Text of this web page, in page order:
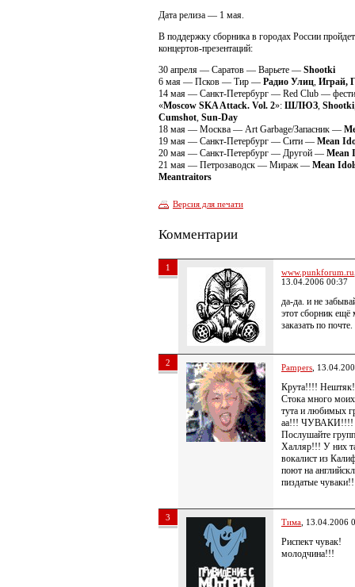
Дата релиза — 1 мая.
В поддержку сборника в городах России
концертов-презентаций:
30 апреля — Саратов — Варьете — Shootki
6 мая — Псков — Тир — Радио Улиц, Играй,
14 мая — Санкт-Петербург — Red Club —
«Moscow SKA Attack. Vol. 2»: ШЛЮЗ, Shootki
Cumshot, Sun-Day
18 мая — Москва — Art Garbage/Запасник —
19 мая — Санкт-Петербург — Сити — Mean
20 мая — Санкт-Петербург — Другой — Mean
21 мая — Петрозаводск — Мираж — Mean
Meantraitors
Версия для печати
Комментарии
1 www.punkforum.ru
13.04.2006 00:37
да-да. и не
этот сборник
заказать по почте.
2 Pampers ,
Крута!!!!
Стока много
тута и любимых
аа!!! ЧУВАКИ!!!!
Послушайте
Халляр!!! У них
вокалист из
поют на
пиздатые
3 Тима , 13.04.2006
Риспект чувак!
молодчина!!!